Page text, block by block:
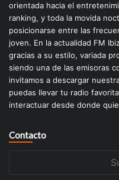
orientada hacia el
ranking, y toda la movida
posicionarse entre las
joven. En la actualidad FM
gracias a su estilo, variada
siendo una de las emisoras
invitamos a descargar
puedas llevar tu radio
interactuar desde donde
Contacto